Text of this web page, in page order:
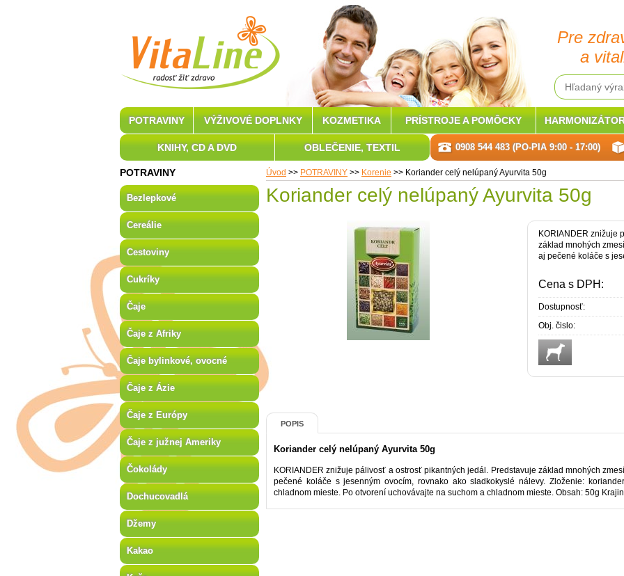
Pre
a
Úvod >> POTRAVINY >> Korenie >> Koriander celý nelúpaný Ayurvita 50g
Koriander celý nelúpaný Ayurvita 50g
KORIANDER znižuje
základ mnohých
aj pečené koláče s
Cena s DPH:
Dostupnosť:
Obj. čislo:
POPIS
Koriander celý nelúpaný Ayurvita 50g
KORIANDER znižuje pálivosť a ostrosť pikantných jedál. Predstavuje základ mnohých
pečené koláče s jesenným ovocím, rovnako ako sladkokyslé nálevy. Zloženie:
chladnom mieste. Po otvorení uchovávajte na suchom a chladnom mieste. Obsah: 50g
POTRAVINY
Bezlepkové
Cereálie
Cestoviny
Cukríky
Čaje
Čaje z Afriky
Čaje bylinkové, ovocné
Čaje z Ázie
Čaje z Európy
Čaje z južnej Ameriky
Čokolády
Dochucovadlá
Džemy
Kakao
POTRAVINY VÝŽIVOVÉ DOPLNKY KOZMETIKA PRÍSTROJE A POMÔCKY
KNIHY, CD A DVD OBLEČENIE, TEXTIL 0908 544 483 (PO-PIA 9:00 - 17:00)